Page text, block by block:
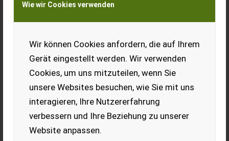
Wie wir Cookies verwenden
Wir können Cookies anfordern, die auf Ihrem
Gerät eingestellt werden. Wir verwenden
Cookies, um uns mitzuteilen, wenn Sie
unsere Websites besuchen, wie Sie mit uns
interagieren, Ihre Nutzererfahrung
verbessern und Ihre Beziehung zu unserer
Website anpassen.
Transport von Land- und Baumaschinen –
KEINE Tiertransporte
Sonstige RSM 5
Cassone a ribaltamento trilaterale. Versione motrice con
trazione utilizzabile sia come carro spandiletame che come
carro forestale dimensioni ca...
EUR 0